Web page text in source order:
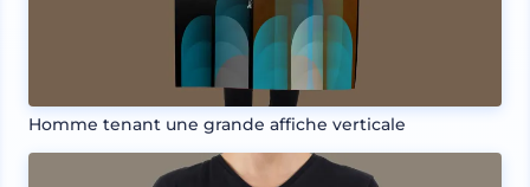
Homme tenant une grande affiche verticale